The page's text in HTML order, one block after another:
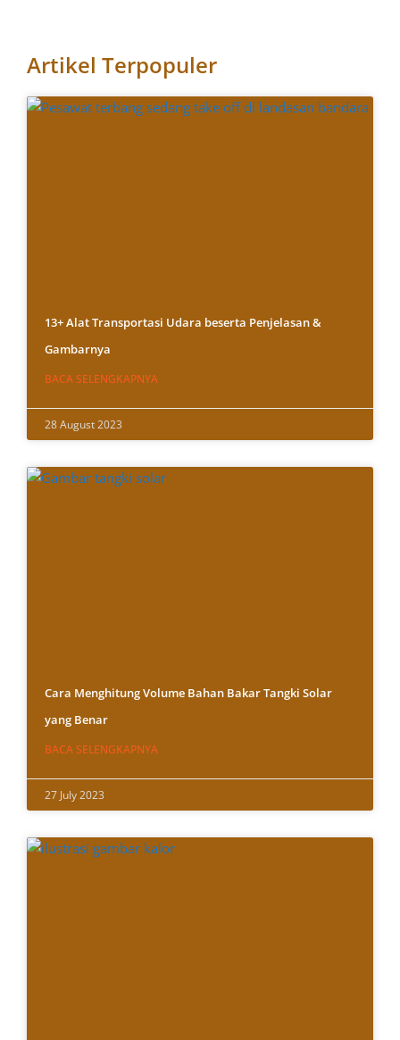
Artikel Terpopuler
13+ Alat Transportasi Udara beserta Penjelasan &
Gambarnya
BACA SELENGKAPNYA
28 August 2023
Cara Menghitung Volume Bahan Bakar Tangki Solar
yang Benar
BACA SELENGKAPNYA
27 July 2023